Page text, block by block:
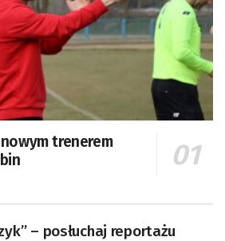
trenerem
– posłuchaj reportażu